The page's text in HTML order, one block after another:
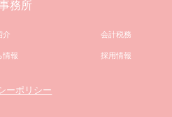
務所
介 会計税務
情報 採用情報
ーポリシー